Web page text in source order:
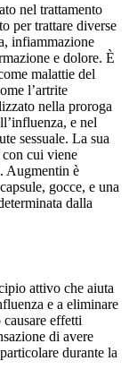
nel trattamento
per trattare diverse
infiammazione
e dolore. È
malattie del
l’artrite
nella proroga
e nel
sessuale. La sua
con cui viene
Augmentin è
gocce, e una
dalla
attivo che aiuta
e a eliminare
effetti
di avere
durante la